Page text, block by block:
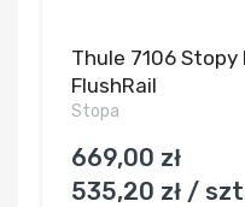
Thule 7106 Stopy
FlushRail
Stopa
669,00 zł
535,20 zł /